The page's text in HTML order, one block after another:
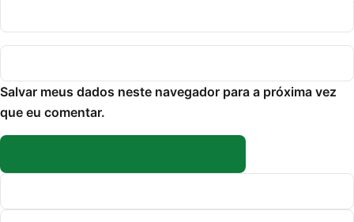
Salvar meus dados neste navegador para a próxima vez
que eu comentar.